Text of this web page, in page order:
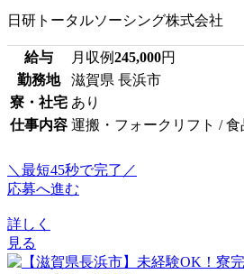
日研トータルソーシング株式会社
給与 月収例245,000円
勤務地
滋賀県 長浜市
寮・社宅 あり
仕事内容 運搬・フォークリフト /
＼最短45秒で完了／
応募へ進む
詳しく
見る